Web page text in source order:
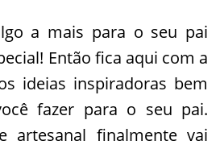
a mais para o seu pai
Então fica aqui com a
ideias inspiradoras bem
fazer para o seu pai.
artesanal finalmente vai